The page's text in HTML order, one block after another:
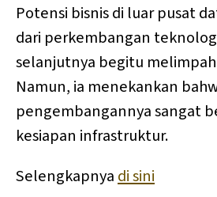
Potensi bisnis di luar pusat
dari perkembangan
selanjutnya begitu
Namun, ia menekankan
pengembangannya sangat
kesiapan infrastruktur.
Selengkapnya di sini